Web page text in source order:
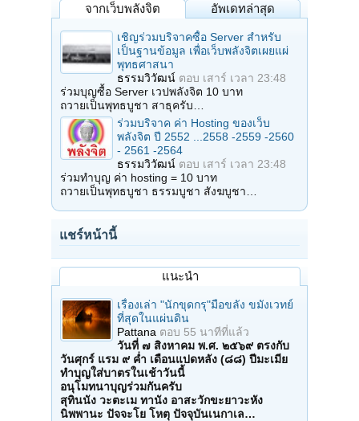
จากเว็บพลังจิต อัพเดทล่าสุด
เชิญร่วมบริจาคซื้อ Server สำหรับ
เป็นฐานข้อมูล เพื่อเว็บพลังจิตเผยแผ่
พุทธศาสนา
ธรรมวิวัฒน์ ตอบ เสาร์ เวลา 23:48
ร่วมบุญซื้อ Server เวปพลังจิต 10 บาท
ถวายเป็นพุทธบูชา สาธุครับ…
ร่วมบริจาค ค่า Hosting ของเว็บ
พลังจิต ปี 2552 ...2558 -2559 -2560
- 2561 -2564
ธรรมวิวัฒน์ ตอบ เสาร์ เวลา 23:48
ร่วมทำบุญ ค่า hosting = 10 บาท
ถวายเป็นพุทธบูชา ธรรมบูชา สังฆบูชา…
แชร์หน้านี้
แนะนำ
เรื่องเล่า "นักขุดกรุ"มือขลัง ขมังเวทย์
ที่สุดในแผ่นดิน
Pattana ตอบ 55 นาทีที่แล้ว
วันที่ ๗ สิงหาคม พ.ศ. ๒๕๖๙ ตรงกับ
วันศุกร์ แรม ๙ ค่ำ เดือนแปดหลัง (๘๘) ปีมะเมีย
ทำบุญใส่บาตรในเช้าวันนี้
อนุโมทนาบุญร่วมกันครับ
สุทินนัง วะตะเม ทานัง อาสะวักขะยาวะหัง
นิพพานะ ปัจจะโย โหตุ ปัจจุบันเนกาเล…